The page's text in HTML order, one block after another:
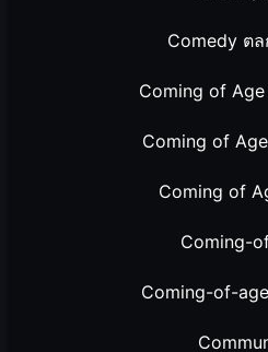
Comedy ต
Coming of
Coming of
Coming of
Coming-
Coming-of-